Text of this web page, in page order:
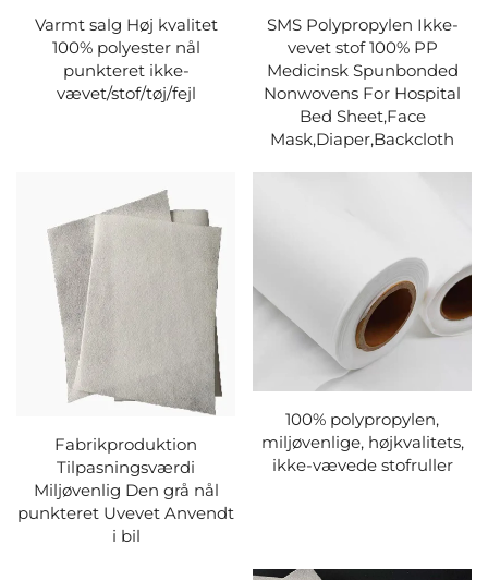
Varmt salg Høj kvalitet
100% polyester nål
punkteret ikke-
vævet/stof/tøj/fejl
SMS Polypropylen Ikke-
vevet stof 100% PP
Medicinsk Spunbonded
Nonwovens For Hospital
Bed Sheet,Face
Mask,Diaper,Backcloth
Fabrikproduktion
Tilpasningsværdi
Miljøvenlig Den grå nål
punkteret Uvevet Anvendt
i bil
100% polypropylen,
miljøvenlige, højkvalitets,
ikke-vævede stofruller